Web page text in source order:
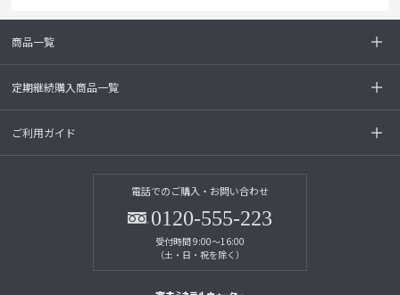
商品一覧
定期継続購入商品一覧
ご利用ガイド
電話でのご購入・お問い合わせ
0120-555-223
受付時間 9:00～16:00
（土・日・祝を除く）